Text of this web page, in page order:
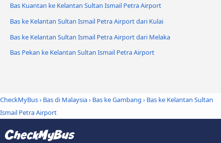
Bas Kuantan ke Kelantan Sultan Ismail Petra Airport
Bas ke Kelantan Sultan Ismail Petra Airport dari Kulai
Bas ke Kelantan Sultan Ismail Petra Airport dari Melaka
Bas Pekan ke Kelantan Sultan Ismail Petra Airport
CheckMyBus› Bas di Malaysia› Bas ke Gambang › Bas ke Kelantan Sultan
Ismail Petra Airport